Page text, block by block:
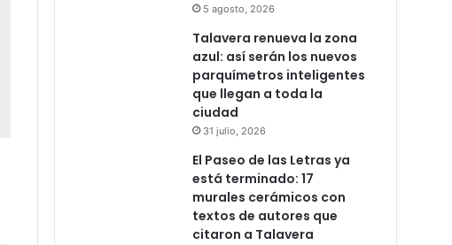
5 agosto, 2026
Talavera renueva la zona
azul: así serán los nuevos
parquímetros inteligentes
que llegan a toda la
ciudad
31 julio, 2026
El Paseo de las Letras ya
está terminado: 17
murales cerámicos con
textos de autores que
citaron a Talavera